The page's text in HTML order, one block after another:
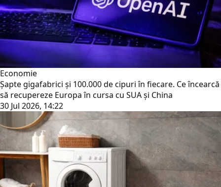
Economie
Șapte gigafabrici și 100.000 de cipuri în fiecare. Ce încearcă
să recupereze Europa în cursa cu SUA și China
30 Jul 2026, 14:22